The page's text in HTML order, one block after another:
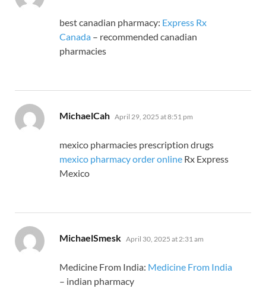
best canadian pharmacy: Express Rx
Canada – recommended canadian
pharmacies
MichaelCah says:
April 29, 2025 at 8:51 pm
mexico pharmacies prescription drugs
mexico pharmacy order online Rx Express
Mexico
MichaelSmesk says:
April 30, 2025 at 2:31 am
Medicine From India: Medicine From India
– indian pharmacy